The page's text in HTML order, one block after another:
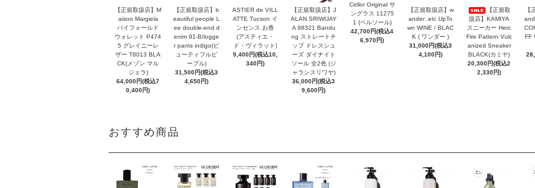
【正規取扱店】M
aison Margiela
バイフォールド
ウォレット P474
5 グレイニーレ
ザー T8013 BLA
CK(メゾン マル
ジェラ)
64,000円(税込7
0,400円)
【正規取扱店】b
eautiful people L
ee double-end d
enim 91-B/logge
r pants indigo(ビ
ューティフルピ
ープル)
31,500円(税込3
4,650円)
ASTIER de VILL
ATTE Tucson イ
ンセンス お香
(アスティエ・
ド・ヴィラット)
9,400円(税込10,
340円)
【正規取扱店】J
ALAN SRIWIJAY
A 98321 Bandu
ng ストレートチ
ップ ドレスシュ
ーズ ダイナイト
ソール 全2色 (ジ
ャランスリワヤ)
36,000円(税込3
9,600円)
Cellor Original サ
ングラス 11275
1 (ペルソール)
42,700円(税込4
6,970円)
【正規取扱店】w
ander .etc UpTo
wn WINE / BLAC
K ( ワンダー )
31,000円(税込3
4,100円)
【正規取
扱店】KAMIYA
スニーカー Herc
Fire Pattern Vulc
anized Sneaker
BLACK(カミヤ)
20,300円(税込2
2,330円)
【
FF
おすすめ商品